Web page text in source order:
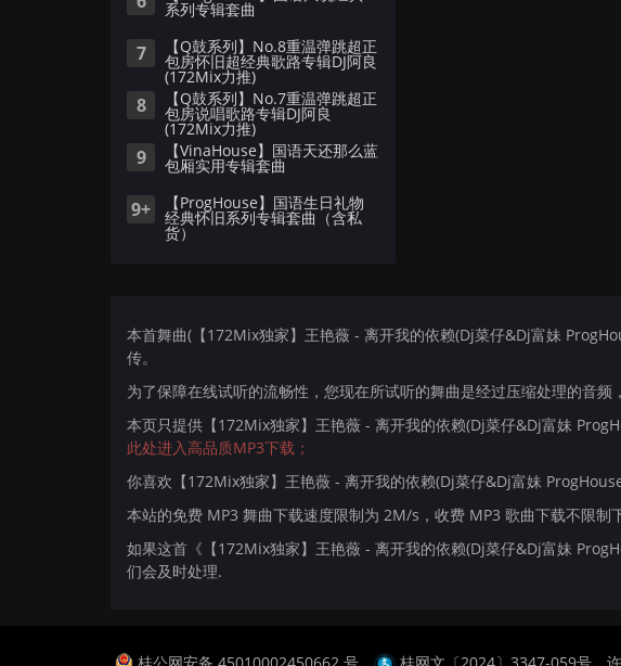
系列专辑套曲
7 【Q鼓系列】No.8重温弹跳超正
包房怀旧超经典歌路专辑DJ阿良
(172Mix力推)
8 【Q鼓系列】No.7重温弹跳超正
包房说唱歌路专辑DJ阿良
(172Mix力推)
9 【VinaHouse】国语天还那么蓝
包厢实用专辑套曲
9+ 【ProgHouse】国语生日礼物
经典怀旧系列专辑套曲（含私
货）
本首舞曲(【172Mix独家】王艳薇 - 离开我的依赖(Dj菜仔&Dj富妹
传。
为了保障在线试听的流畅性，您现在所试听的舞曲是经过压缩处理的音
本页只提供【172Mix独家】王艳薇 - 离开我的依赖(Dj菜仔&Dj富妹
此处进入高品质MP3下载；
你喜欢【172Mix独家】王艳薇 - 离开我的依赖(Dj菜仔&Dj富妹
本站的免费 MP3 舞曲下载速度限制为 2M/s，收费 MP3 歌曲下载不限制
如果这首《【172Mix独家】王艳薇 - 离开我的依赖(Dj菜仔&Dj富妹
们会及时处理.
桂公网安备 45010002450662 号 桂网文〔2024〕3347-059号